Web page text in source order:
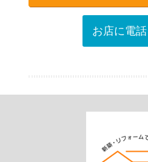
お店に電